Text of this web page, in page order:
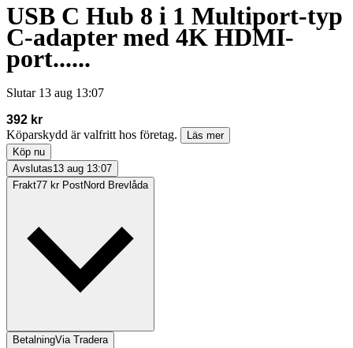
USB C Hub 8 i 1 Multiport-typ
C-adapter med 4K HDMI-
port......
Slutar 13 aug 13:07
392 kr
Köparskydd är valfritt hos företag.
Läs mer
Köp nu
Avslutas13 aug 13:07
Frakt77 kr PostNord Brevlåda
BetalningVia Tradera